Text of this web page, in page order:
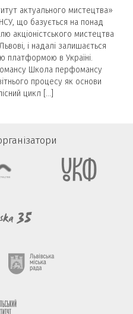
актуального мистецтва»
що базується на понад
акціоністського мистецтва
і надалі залишається
платформою в Україні.
Школа перфомансу
процесу як основи
цикл […]